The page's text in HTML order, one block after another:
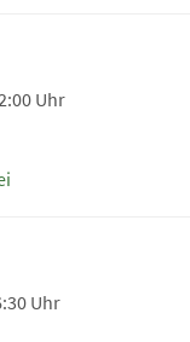
Uhr
Uhr